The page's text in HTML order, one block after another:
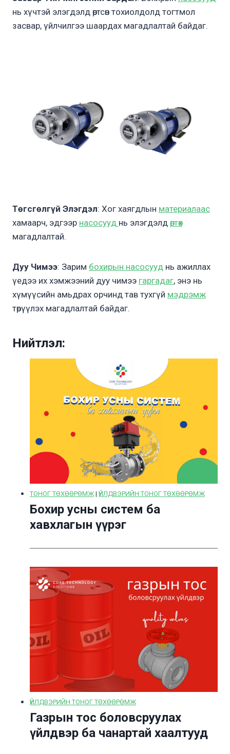
нь хүчтэй элэгдэлд өртсөн тохиолдолд тогтмол
засвар, үйлчилгээ шаардах магадлалтай байдаг.
Төгсгөлгүй Элэгдэл: Хог хаягдлын материалаас
хамаарч, эдгээр насосууд нь элэгдэлд өртөх
магадлалтай.
Дуу Чимээ: Зарим бохирын насосууд нь ажиллах
үедээ их хэмжээний дуу чимээ гаргадаг, энэ нь
хүмүүсийн амьдрах орчинд тав тухгүй мэдрэмж
төрүүлэх магадлалтай байдаг.
Нийтлэл:
ТОНОГ ТӨХӨӨРӨМЖ | ҮЙЛДВЭРИЙН ТОНОГ ТӨХӨӨРӨМЖ
Бохир усны систем ба
хавхлагын үүрэг
ҮЙЛДВЭРИЙН ТОНОГ ТӨХӨӨРӨМЖ
Газрын тос боловсруулах
үйлдвэр ба чанартай хаалтууд